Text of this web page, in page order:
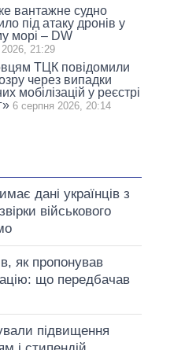
вантажне судно
під атаку дронів у
морі – DW
21:29
ТЦК повідомили
через випадки
мобілізацій у реєстрі
6 серпня 2026, 20:14
дані українців з
військового
як пропонував
що передбачав
підвищення